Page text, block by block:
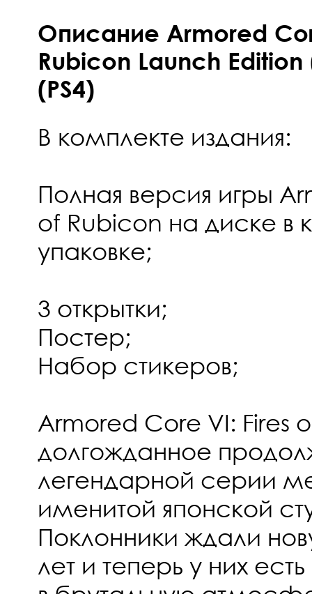
Описание Armored
Rubicon Launch
(PS4)
В комплекте издания:
Полная версия игры
of Rubicon на диске в
упаковке;
3 открытки;
Постер;
Набор стикеров;
Armored Core VI: Fires
долгожданное
легендарной серии
именитой японской
Поклонники ждали
лет и теперь у них